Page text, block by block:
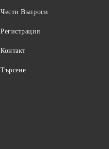
Чести Въпроси
Регистрация
Контакт
Търсене